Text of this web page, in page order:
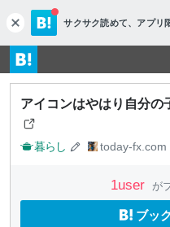
c
l
o
s
e
サクサク読めて、 アプリ
アイコンはやはり自分の
暮らし today-fx.com
1user が
ブッ